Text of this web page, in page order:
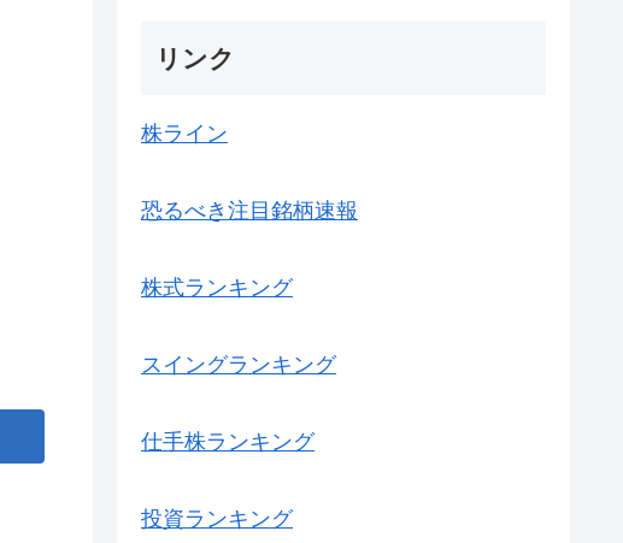
リンク
株ライン
恐るべき注目銘柄速報
株式ランキング
スイングランキング
仕手株ランキング
投資ランキング